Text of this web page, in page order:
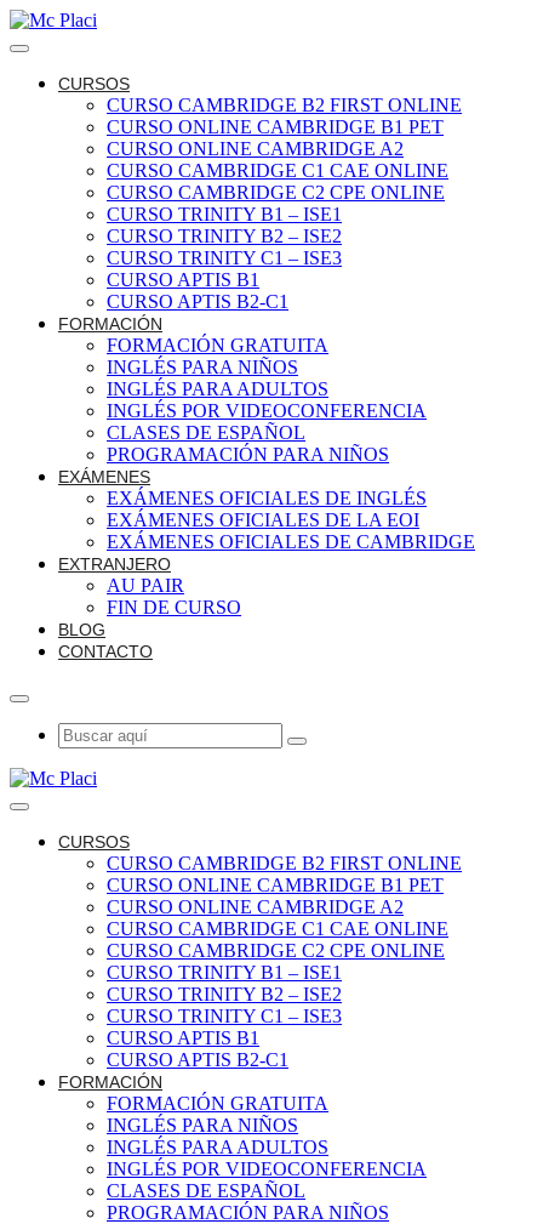
CURSOS
CURSO CAMBRIDGE B2 FIRST ONLINE
CURSO ONLINE CAMBRIDGE B1 PET
CURSO ONLINE CAMBRIDGE A2
CURSO CAMBRIDGE C1 CAE ONLINE
CURSO CAMBRIDGE C2 CPE ONLINE
CURSO TRINITY B1 – ISE1
CURSO TRINITY B2 – ISE2
CURSO TRINITY C1 – ISE3
CURSO APTIS B1
CURSO APTIS B2-C1
FORMACIÓN
FORMACIÓN GRATUITA
INGLÉS PARA NIÑOS
INGLÉS PARA ADULTOS
INGLÉS POR VIDEOCONFERENCIA
CLASES DE ESPAÑOL
PROGRAMACIÓN PARA NIÑOS
EXÁMENES
EXÁMENES OFICIALES DE INGLÉS
EXÁMENES OFICIALES DE LA EOI
EXÁMENES OFICIALES DE CAMBRIDGE
EXTRANJERO
AU PAIR
FIN DE CURSO
BLOG
CONTACTO
CURSOS
CURSO CAMBRIDGE B2 FIRST ONLINE
CURSO ONLINE CAMBRIDGE B1 PET
CURSO ONLINE CAMBRIDGE A2
CURSO CAMBRIDGE C1 CAE ONLINE
CURSO CAMBRIDGE C2 CPE ONLINE
CURSO TRINITY B1 – ISE1
CURSO TRINITY B2 – ISE2
CURSO TRINITY C1 – ISE3
CURSO APTIS B1
CURSO APTIS B2-C1
FORMACIÓN
FORMACIÓN GRATUITA
INGLÉS PARA NIÑOS
INGLÉS PARA ADULTOS
INGLÉS POR VIDEOCONFERENCIA
CLASES DE ESPAÑOL
PROGRAMACIÓN PARA NIÑOS